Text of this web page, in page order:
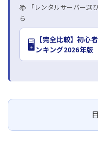
📚 「レンタルサーバー選
ら
🖥️ 【完全比較】初心
ンキング2026年版